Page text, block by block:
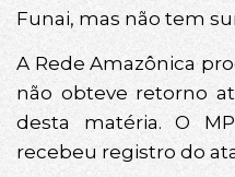
Funai, mas não tem
A Rede Amazônica
não obteve retorno
desta matéria. O
recebeu registro do